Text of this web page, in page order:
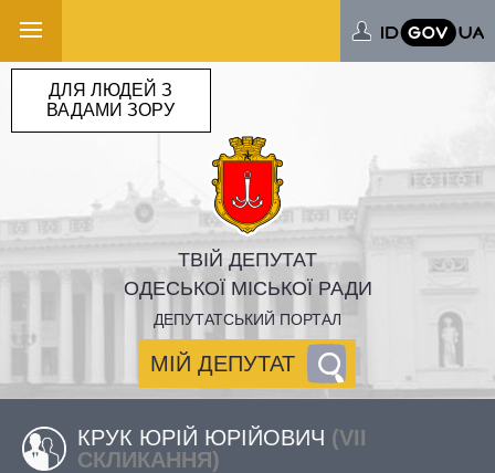
ТВІЙ ДЕПУТАТ
ОДЕСЬКОЇ МІСЬКОЇ РАДИ
ДЕПУТАТСЬКИЙ ПОРТАЛ
МІЙ ДЕПУТАТ
ДЛЯ ЛЮДЕЙ З
ВАДАМИ ЗОРУ
КРУК ЮРІЙ ЮРІЙОВИЧ (VII
СКЛИКАННЯ)